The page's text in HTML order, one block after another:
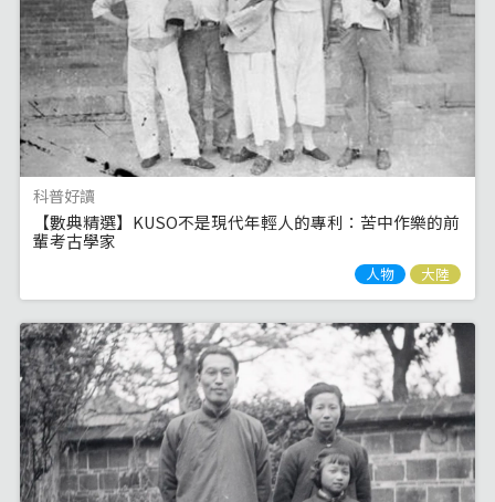
科普好讀
【數典精選】KUSO不是現代年輕人的專利：苦中作樂的前
輩考古學家
人物 大陸